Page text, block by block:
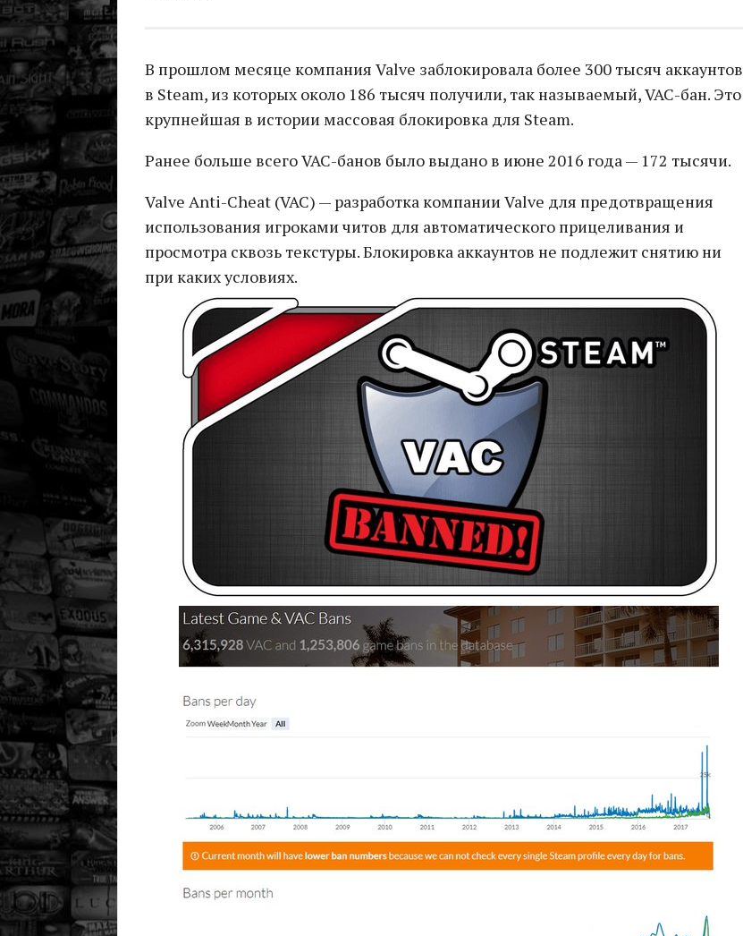
В прошлом месяце компания Valve заблокировала более 300 тысяч аккаунтов
в Steam, из которых около 186 тысяч получили, так называемый, VAC-бан. Это
крупнейшая в истории массовая блокировка для Steam.
Ранее больше всего VAC-банов было выдано в июне 2016 года — 172 тысячи.
Valve Anti-Cheat (VAC) — разработка компании Valve для предотвращения
использования игроками читов для автоматического прицеливания и
просмотра сквозь текстуры. Блокировка аккаунтов не подлежит снятию ни
при каких условиях.